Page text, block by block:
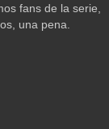
fans de la serie,
una pena.